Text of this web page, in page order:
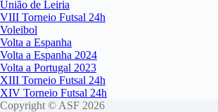
União de Leiria
VIII Torneio Futsal 24h
Voleibol
Volta a Espanha
Volta a Espanha 2024
Volta a Portugal 2023
XIII Torneio Futsal 24h
XIV Torneio Futsal 24h
Copyright © ASF 2026